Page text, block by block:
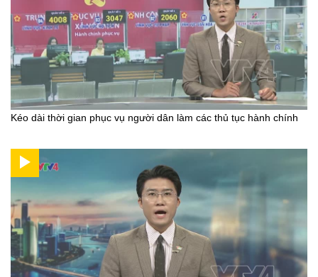
Kéo dài thời gian phục vụ người dân làm các thủ tục hành chính